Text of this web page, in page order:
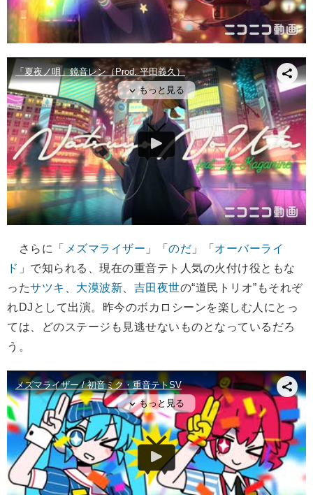
さらに「 メズマライザー 」「 のだ 」「 オーバーライ
ド 」で知られる、現在の重音テト人気の火付け役ともな
ったサツキ 大漠波新 吉田夜世の“道民トリオ”もそれぞ
れDJとして出演。昨今のボカロシーンを楽しむ人にとっ
ては、どのステージも見逃せないものとなっているだろ
う。